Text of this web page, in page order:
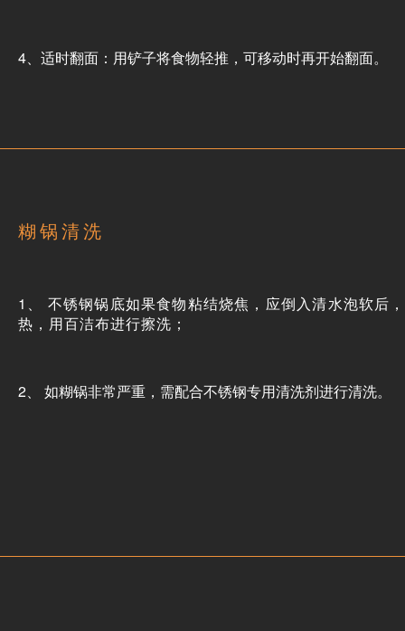
4、适时翻面：用铲子将食物轻推，可移动时再开始翻面。
糊锅清洗
1、 不锈钢锅底如果食物粘结烧焦，应倒入清水泡软后
热，用百洁布进行擦洗；
2、 如糊锅非常严重，需配合不锈钢专用清洗剂进行清洗。